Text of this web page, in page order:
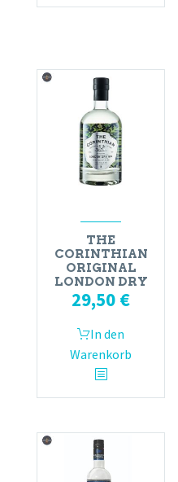
THE
CORINTHIAN
ORIGINAL
LONDON DRY
29,50 €
In den
Warenkorb